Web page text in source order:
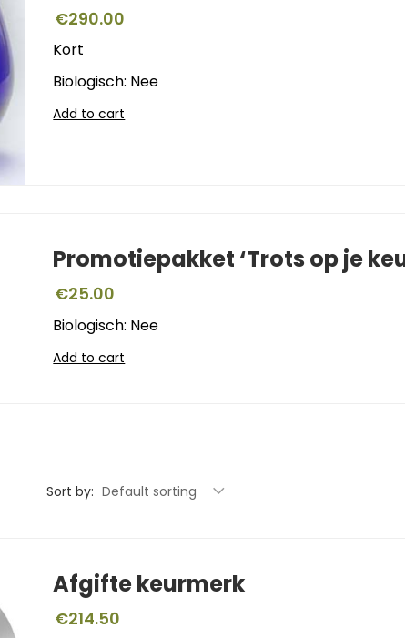
€290.00
Kort
Biologisch: Nee
Add to cart
Promotiepakket ‘Trots op je
€25.00
Biologisch: Nee
Add to cart
Sort by: Default sorting
Afgifte keurmerk
€214.50